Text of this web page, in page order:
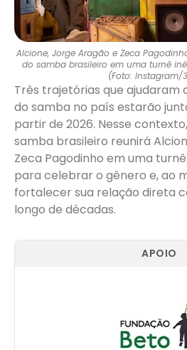
Alcione, Jorge Aragão e Zeca
do samba brasileiro em uma turnê
(Foto: Instagram/
Três trajetórias que ajudaram
do samba no país estarão
partir de 2026. Nesse
samba brasileiro reunirá
Zeca Pagodinho em uma
para celebrar o gênero e, ao
fortalecer sua relação direta
longo de décadas.
APOIO